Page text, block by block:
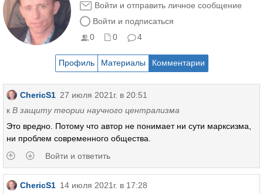
Войти и отправить личное сообщение
Войти и подписаться
0
0 4
Профиль Материалы Комментарии
ChericS1 27 июля 2021г. в 20:51
к В защиту теории научного централизма
Это вредно. Потому что автор не понимает ни сути марксизма,
ни проблем современного общества.
Войти и ответить
ChericS1 14 июля 2021г. в 17:28